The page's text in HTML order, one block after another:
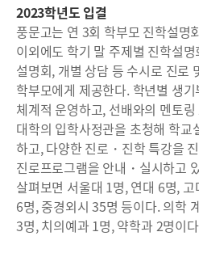
2023학년도 입결
풍문고는 연 3회 학부모 진학설명
이외에도 학기 말 주제별 진학설
설명회, 개별 상담 등 수시로 진로
학부모에게 제공한다. 학년별 생
체계적 운영하고, 선배와의 멘토
대학의 입학사정관을 초청해 학교
하고, 다양한 진로・진학 특강을
진로프로그램을 안내・실시하고
살펴보면 서울대 1명, 연대 6명,
6명, 중경외시 35명 등이다. 의학
3명, 치의예과 1명, 약학과 2명이